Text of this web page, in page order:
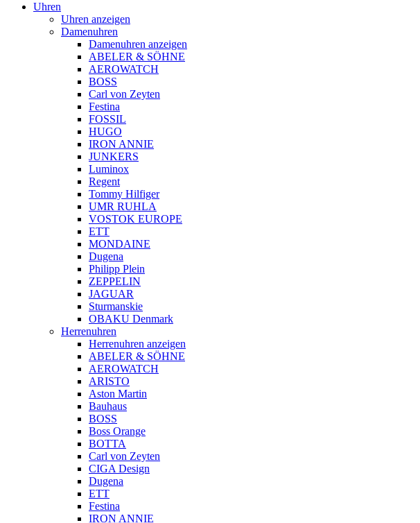
Uhren
Uhren anzeigen
Damenuhren
Damenuhren anzeigen
ABELER & SÖHNE
AEROWATCH
BOSS
Carl von Zeyten
Festina
FOSSIL
HUGO
IRON ANNIE
JUNKERS
Luminox
Regent
Tommy Hilfiger
UMR RUHLA
VOSTOK EUROPE
ETT
MONDAINE
Dugena
Philipp Plein
ZEPPELIN
JAGUAR
Sturmanskie
OBAKU Denmark
Herrenuhren
Herrenuhren anzeigen
ABELER & SÖHNE
AEROWATCH
ARISTO
Aston Martin
Bauhaus
BOSS
Boss Orange
BOTTA
Carl von Zeyten
CIGA Design
Dugena
ETT
Festina
IRON ANNIE